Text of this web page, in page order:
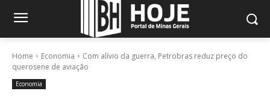
Home Economia
Com alívio da guerra, Petrobras reduz preço do
querosene de aviação
Economia